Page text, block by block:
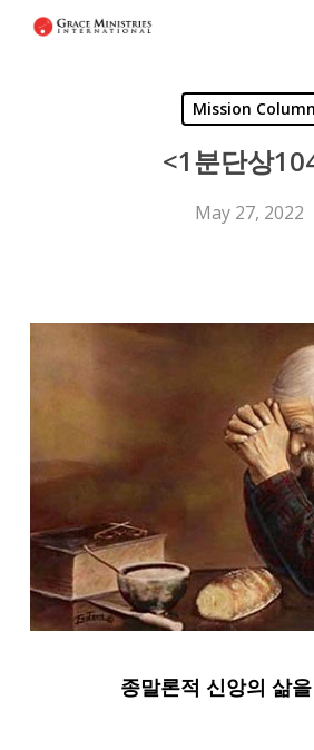
Mission Column
<1분단상
May 27, 2022
종말론적 신앙의 삶